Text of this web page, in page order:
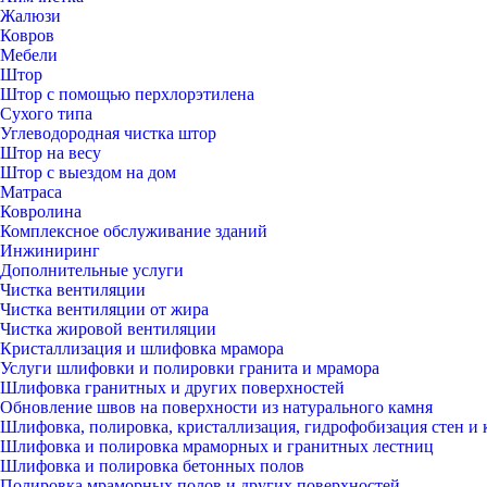
Жалюзи
Ковров
Мебели
Штор
Штор с помощью перхлорэтилена
Сухого типа
Углеводородная чистка штор
Штор на весу
Штор с выездом на дом
Матраса
Ковролина
Комплексное обслуживание зданий
Инжиниринг
Дополнительные услуги
Чистка вентиляции
Чистка вентиляции от жира
Чистка жировой вентиляции
Кристаллизация и шлифовка мрамора
Услуги шлифовки и полировки гранита и мрамора
Шлифовка гранитных и других поверхностей
Обновление швов на поверхности из натурального камня
Шлифовка, полировка, кристаллизация, гидрофобизация стен и
Шлифовка и полировка мраморных и гранитных лестниц
Шлифовка и полировка бетонных полов